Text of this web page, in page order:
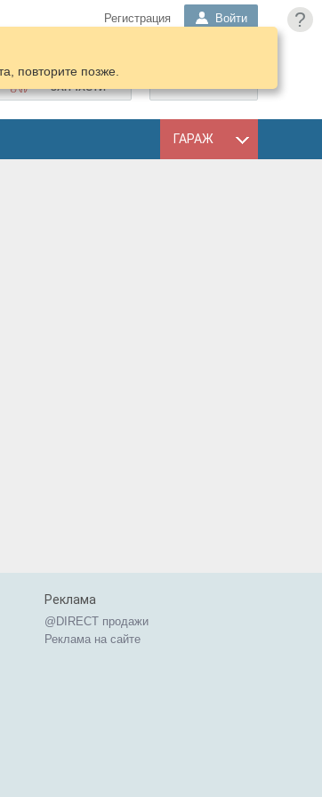
?
Регистрация Войти
ПОДОБРАТЬ
ЗАПЧАСТИ
ГАРАЖ
повторите позже.
Реклама
@DIRECT продажи
Реклама на сайте